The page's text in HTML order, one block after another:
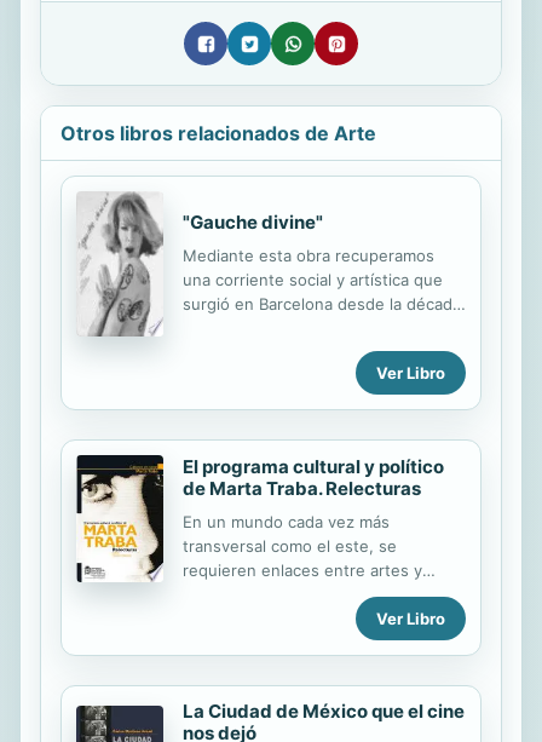
Otros libros relacionados de Arte
"Gauche divine"
Mediante esta obra recuperamos
una corriente social y artística que
surgió en Barcelona desde la década
setenta, donde todo aquello que era
lúdico estaba ligado a la creatividad.
Lugares, personas y modas propias
fotográfico tan irrepetible como el
fenómeno cultural que refleja.
Ver Libro
El programa cultural y político
de Marta Traba. Relecturas
En un mundo cada vez más
transversal como el este, se
requieren enlaces entre artes y
humanidades para eventuales
avances del saber. Marta Traba, con
su doble acción en la crítica de arte y
incesantemente los pasajes entre las
artes y humanidades. A su vez, como
Ver Libro
La Ciudad de México que el cine
nos dejó